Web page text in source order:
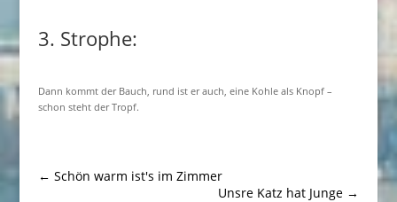
3. Strophe:
Dann kommt der Bauch, rund ist er auch, eine Kohle als Knopf –
schon steht der Tropf.
← Schön warm ist's im Zimmer
Unsre Katz hat Junge →